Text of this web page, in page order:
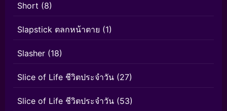
Short (8)
Slapstick ตลกหน้าตาย (1)
Slasher (18)
Slice of Life ชีวิตประจำวัน (27)
Slice of Life ชีวิตประจำวัน (53)